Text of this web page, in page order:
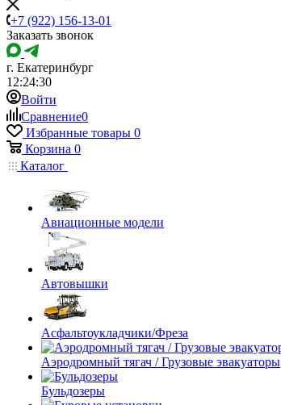
+7 (922) 156-13-01
Заказать звонок
г. Екатеринбург
12:24:30
Войти
Сравнение0
Избранные товары 0
Корзина 0
Каталог
Авиационные модели
Автовышки
Асфальтоукладчики/Фреза
Аэродромный тягач / Грузовые эвакуаторы
Бульдозеры